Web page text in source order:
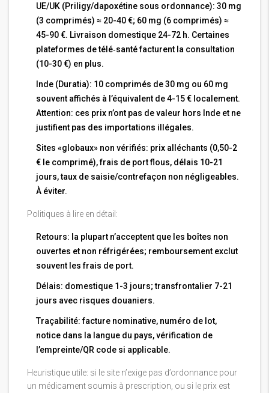
UE/UK (Priligy/dapoxétine sous ordonnance): 30 mg
(3 comprimés) ≈ 20-40 €; 60 mg (6 comprimés) ≈
45-90 €. Livraison domestique 24-72 h. Certaines
plateformes de télé‑santé facturent la consultation
(10-30 €) en plus.
Inde (Duratia): 10 comprimés de 30 mg ou 60 mg
souvent affichés à l’équivalent de 4-15 € localement.
Attention: ces prix n’ont pas de valeur hors Inde et ne
justifient pas des importations illégales.
Sites «globaux» non vérifiés: prix alléchants (0,50-2
€ le comprimé), frais de port flous, délais 10-21
jours, taux de saisie/contrefaçon non négligeables.
À éviter.
Politiques à lire en détail:
Retours: la plupart n’acceptent que les boîtes non
ouvertes et non réfrigérées; remboursement exclut
souvent les frais de port.
Délais: domestique 1-3 jours; transfrontalier 7-21
jours avec risques douaniers.
Traçabilité: facture nominative, numéro de lot,
notice dans la langue du pays, vérification de
l’empreinte/QR code si applicable.
Heuristique utile: si le site n’exige pas d’ordonnance pour
un médicament soumis à prescription, ou si le prix est